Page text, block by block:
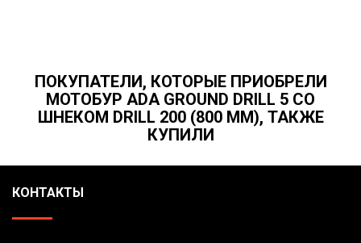
ПОКУПАТЕЛИ, КОТОРЫЕ ПРИОБРЕЛИ
МОТОБУР ADA GROUND DRILL 5 СО
ШНЕКОМ DRILL 200 (800 ММ), ТАКЖЕ
КУПИЛИ
КОНТАКТЫ